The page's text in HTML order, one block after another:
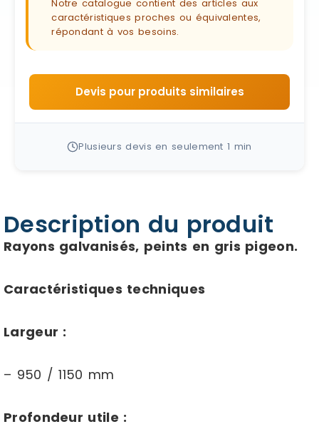
Notre catalogue contient des articles aux
caractéristiques proches ou équivalentes,
répondant à vos besoins.
Devis pour produits similaires
Plusieurs devis en seulement 1 min
Description du produit
Rayons galvanisés, peints en gris pigeon.
Caractéristiques techniques
Largeur :
– 950 / 1150 mm
Profondeur utile :